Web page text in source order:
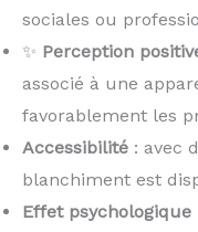
sociales ou
✨ Perception
associé à une
favorablement les
Accessibilité : avec
blanchiment est
Effet psychologique